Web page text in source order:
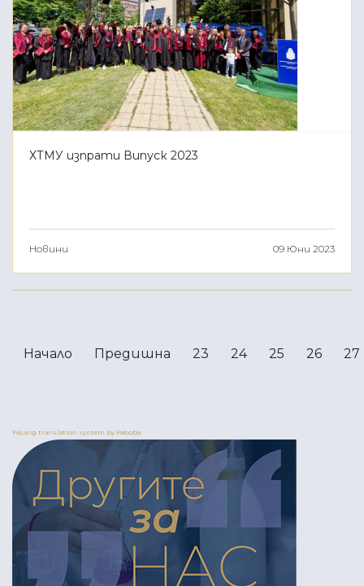
ХТМУ изпрати Випуск 2023
Новини 09 Юни 2023
Начало Предишна 23 24 25 26 27
FaLang translation system by Faboba